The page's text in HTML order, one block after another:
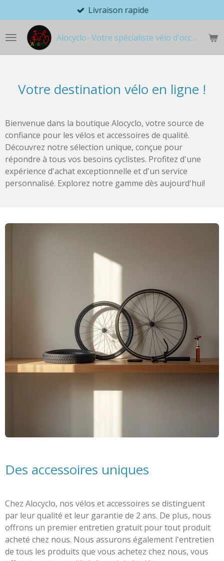
au
contenu
principal
Alocyclo- Votre spécialiste vélo d'occasion
Livraison rapide
Votre destination vélo en ligne !
Bienvenue dans la boutique Alocyclo, votre source de
confiance pour les vélos et accessoires de qualité.
Découvrez notre sélection unique, conçue pour
répondre à tous vos besoins cyclistes. Profitez d'une
expérience d'achat exceptionnelle et d'un service
personnalisé. Explorez notre gamme dès aujourd'hui!
Des accessoires uniques
Chez Alocyclo, nos vélos et accessoires se distinguent
par leur qualité et leur garantie de 2 ans. De plus, nous
offrons un premier entretien gratuit pour tout produit
acheté chez nous. Nous assurons également l'entretien
de tous les produits que vous achetez chez nous, vous